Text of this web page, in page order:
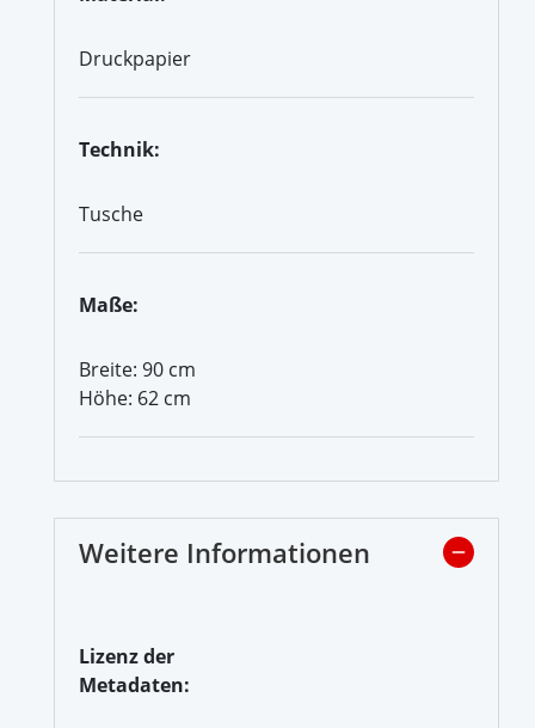
Druckpapier
Technik:
Tusche
Maße:
Breite: 90 cm
Höhe: 62 cm
Weitere Informationen
Lizenz der
Metadaten: